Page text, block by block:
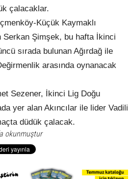
çalacaklar.
Küçük Kaymaklı
Serkan Şimşek, bu hafta İkinci
sırada bulunan Ağırdağ ile
arasında oynanacak
Sezener, İkinci Lig Doğu
yer alan Akıncılar ile lider Vadili
düdük çalacak.
okunmuştur